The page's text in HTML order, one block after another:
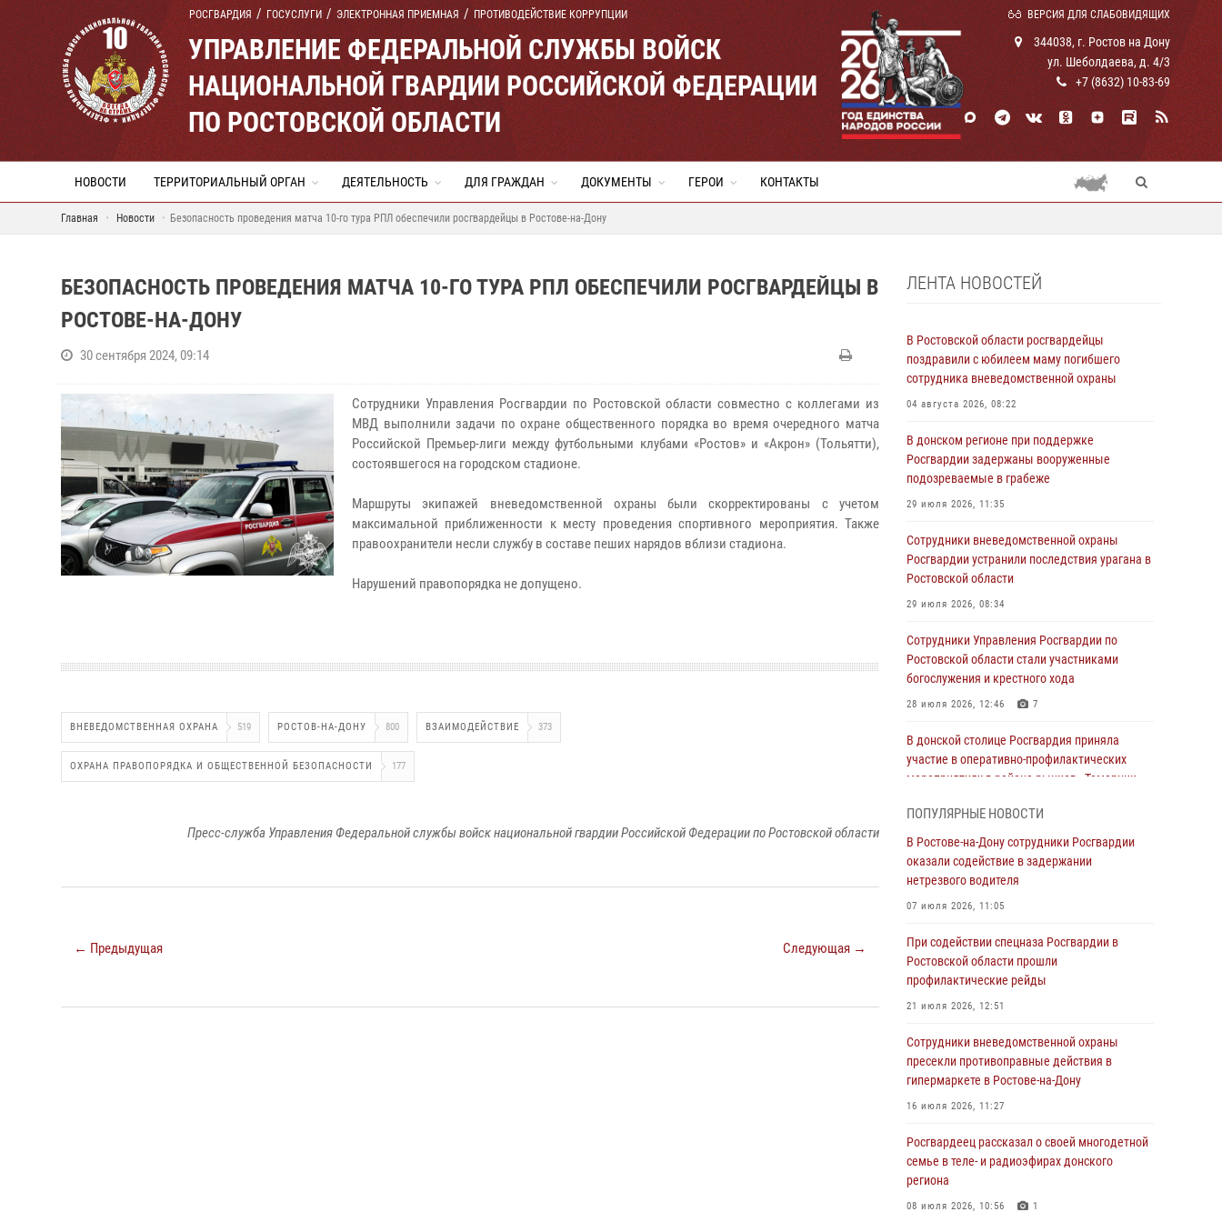
РОСГВАРДИЯ ГОСУСЛУГИ ЭЛЕКТРОННАЯ ПРИЕМНАЯ ПРОТИВОДЕЙСТВИЕ КОРРУПЦИИ ВЕРСИЯ ДЛЯ СЛАБОВИДЯЩИХ
УПРАВЛЕНИЕ ФЕДЕРАЛЬНОЙ СЛУЖБЫ ВОЙСК
НАЦИОНАЛЬНОЙ ГВАРДИИ РОССИЙСКОЙ ФЕДЕРАЦИИ
ПО РОСТОВСКОЙ ОБЛАСТИ
344038, г. Ростов на Дону
ул. Шеболдаева, д. 4/3
+7 (8632) 10-83-69
НОВОСТИ ТЕРРИТОРИАЛЬНЫЙ ОРГАН ДЕЯТЕЛЬНОСТЬ ДЛЯ ГРАЖДАН ДОКУМЕНТЫ ГЕРОИ КОНТАКТЫ
Главная Новости Безопасность проведения матча 10-го тура РПЛ обеспечили росгвардейцы в Ростове-на-Дону
БЕЗОПАСНОСТЬ ПРОВЕДЕНИЯ МАТЧА 10-ГО ТУРА РПЛ ОБЕСПЕЧИЛИ РОСГВАРДЕЙЦЫ В
РОСТОВЕ-НА-ДОНУ
30 сентября 2024, 09:14
Сотрудники Управления Росгвардии по Ростовской области совместно с коллегами из
МВД выполнили задачи по охране общественного порядка во время очередного матча
Российской Премьер-лиги между футбольными клубами «Ростов» и «Акрон» (Тольятти),
состоявшегося на городском стадионе.
Маршруты экипажей вневедомственной охраны были скорректированы с учетом
максимальной приближенности к месту проведения спортивного мероприятия. Также
правоохранители несли службу в составе пеших нарядов вблизи стадиона.
Нарушений правопорядка не допущено.
ВНЕВЕДОМСТВЕННАЯ ОХРАНА 519 РОСТОВ-НА-ДОНУ 800 ВЗАИМОДЕЙСТВИЕ 373
ОХРАНА ПРАВОПОРЯДКА И ОБЩЕСТВЕННОЙ БЕЗОПАСНОСТИ 177
Пресс-служба Управления Федеральной службы войск национальной гвардии Российской Федерации по Ростовской области
← Предыдущая Следующая →
ЛЕНТА НОВОСТЕЙ
В Ростовской области росгвардейцы
поздравили с юбилеем маму погибшего
сотрудника вневедомственной охраны
04 августа 2026, 08:22
В донском регионе при поддержке
Росгвардии задержаны вооруженные
подозреваемые в грабеже
29 июля 2026, 11:35
Сотрудники вневедомственной охраны
Росгвардии устранили последствия урагана в
Ростовской области
29 июля 2026, 08:34
Сотрудники Управления Росгвардии по
Ростовской области стали участниками
богослужения и крестного хода
28 июля 2026, 12:46 7
В донской столице Росгвардия приняла
участие в оперативно-профилактических
мероприятиях в районе рынков «Темерник»
Росгвардейцы из Ростовской области
приняли участие в молебне в честь небесного
покровителя князя Владимира и Крещения
При содействии спецназа Росгвардии в
Ростовской области прошли
В Ростовской области экипаж
вневедомственной охраны задержал
17 июля 2026, 07:24
Сотрудники вневедомственной охраны
пресекли противоправные действия в
ПОПУЛЯРНЫЕ НОВОСТИ
В Ростове-на-Дону сотрудники Росгвардии
оказали содействие в задержании
нетрезвого водителя
07 июля 2026, 11:05
При содействии спецназа Росгвардии в
Ростовской области прошли
профилактические рейды
21 июля 2026, 12:51
Сотрудники вневедомственной охраны
пресекли противоправные действия в
гипермаркете в Ростове-на-Дону
16 июля 2026, 11:27
Росгвардеец рассказал о своей многодетной
семье в теле- и радиоэфирах донского
региона
08 июля 2026, 10:56 1